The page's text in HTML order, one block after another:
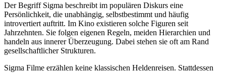
Der Begriff Sigma beschreibt im populären Diskurs eine
Persönlichkeit, die unabhängig, selbstbestimmt und häufig
introvertiert auftritt. Im Kino existieren solche Figuren seit
Jahrzehnten. Sie folgen eigenen Regeln, meiden Hierarchien und
handeln aus innerer Überzeugung. Dabei stehen sie oft am Rand
gesellschaftlicher Strukturen.
Sigma Filme erzählen keine klassischen Heldenreisen. Stattdessen